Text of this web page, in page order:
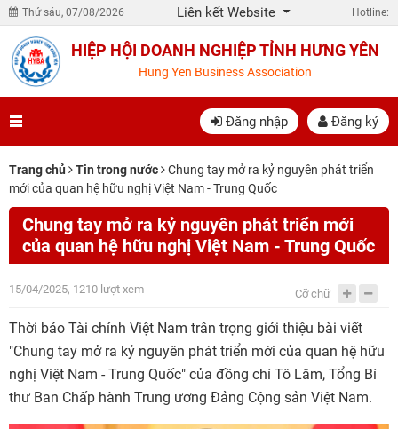
Thứ sáu, 07/08/2026 Liên kết Website Hotline:
HIỆP HỘI DOANH NGHIỆP TỈNH HƯNG YÊN
Hung Yen Business Association
Đăng nhập Đăng ký
Trang chủ Tin trong nước
Chung tay mở ra kỷ nguyên phát triển
mới của quan hệ hữu nghị Việt Nam - Trung Quốc
Chung tay mở ra kỷ nguyên phát triển mới
của quan hệ hữu nghị Việt Nam - Trung Quốc
15/04/2025, 1210 lượt xem Cỡ chữ
Thời báo Tài chính Việt Nam trân trọng giới thiệu bài viết
"Chung tay mở ra kỷ nguyên phát triển mới của quan hệ hữu
nghị Việt Nam - Trung Quốc" của đồng chí Tô Lâm, Tổng Bí
thư Ban Chấp hành Trung ương Đảng Cộng sản Việt Nam.